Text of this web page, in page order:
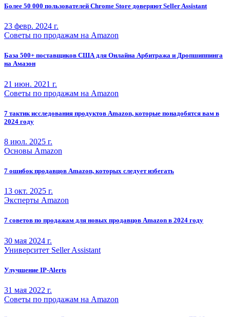
Более 50 000 пользователей Chrome Store доверяют Seller Assistant
23 февр. 2024 г.
Советы по продажам на Amazon
База 500+ поставщиков США для Онлайна Арбитража и Дропшиппинга
на Амазон
21 июн. 2021 г.
Советы по продажам на Amazon
7 тактик исследования продуктов Amazon, которые понадобятся вам в
2024 году
8 июл. 2025 г.
Основы Amazon
7 ошибок продавцов Amazon, которых следует избегать
13 окт. 2025 г.
Эксперты Amazon
7 советов по продажам для новых продавцов Amazon в 2024 году
30 мая 2024 г.
Университет Seller Assistant
Улучшение IP-Alerts
31 мая 2022 г.
Советы по продажам на Amazon